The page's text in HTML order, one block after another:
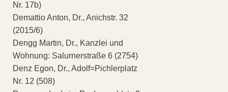
Nr. 17b)
Demattio Anton, Dr., Anichstr. 32
(2015/6)
Dengg Martin, Dr., Kanzlei und
Wohnung: Salurnerstraße 6 (2754)
Denz Egon, Dr., Adolf=Pichlerplatz
Nr. 12 (508)